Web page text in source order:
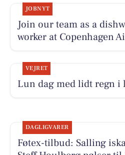
JOBNYT
Join our team as a
worker at Copenhagen
VEJRET
Lun dag med lidt regn i
DAGLIGVARER
Føtex-tilbud: Salling